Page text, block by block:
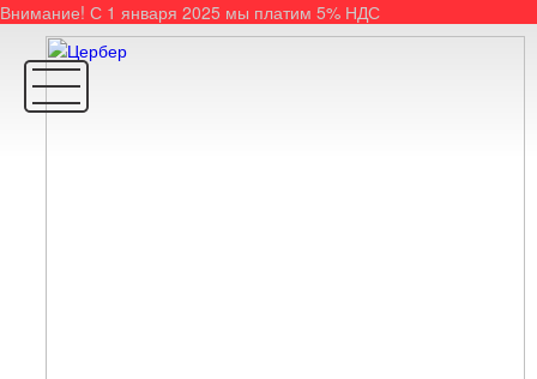
Внимание! С 1 января 2025 мы платим 5% НДС